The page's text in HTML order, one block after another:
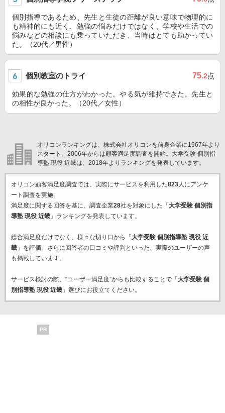
個別指導であるため、先生と生徒の距離が良い意味で物理的に
も精神的にも近く、勉強の悩みだけではなく、学校や生活での
悩みなどの相談にも乗っていただき、当時はとても助かってい
た。（20代／男性）
個別教室のトライ 75.2点
効果的な勉強の仕方がわかった。やる気が維持できた。先生と
の相性が良かった。（20代／女性）
オリコンランキングは、株式会社オリコンを前身企業に1967年より
スタート。2006年からは顧客満足度調査を開始。大学受験 個別指
導塾 現役 近畿は、2018年よりランキングを発表しています。
オリコン顧客満足度調査では、実際にサービスを利用した823人にアンケ
ート調査を実施。
満足度に関する回答を基に、調査企業28社を対象にした「 大学受験 個別指
導塾 現役 近畿」ランキングを発表しています。
総合満足度だけでなく、様々な切り口から「 大学受験 個別指導塾 現役 近
畿」を評価。さらに回答者の口コミや評判といった、実際のユーザーの声
も掲載しています。
サービス検討の際、“ユーザー満足度”からも比較することで「 大学受験 個
別指導塾 現役 近畿」選びにお役立てください。
PR